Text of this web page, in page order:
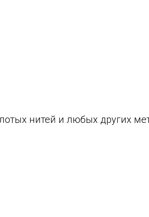
нитей и любых других